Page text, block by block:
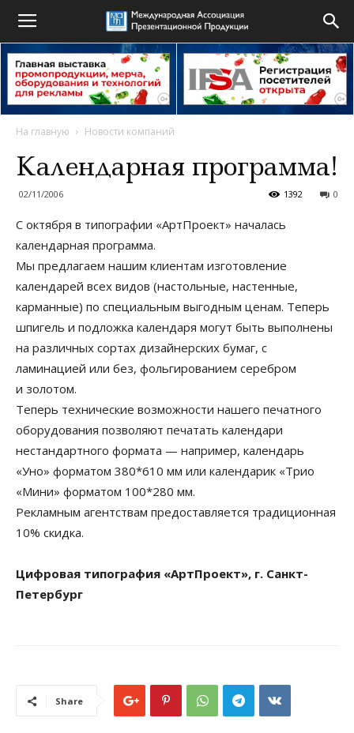
На главную Новости компаний
Календарная программа!
02/11/2006 0
1392
С октября в типографии «АртПроект» началась
календарная программа.
Мы предлагаем нашим клиентам изготовление
календарей всех видов (настольные, настенные,
карманные) по специальным выгодным ценам. Теперь
шпигель и подложка календаря могут быть выполнены
на различных сортах дизайнерских бумаг, с
ламинацией или без, фольгированием серебром
и золотом.
Теперь технические возможности нашего печатного
оборудования позволяют печатать календари
нестандартного формата — например, календарь
«Уно» форматом 380*610 мм или календарик «Трио
«Мини» форматом 100*280 мм.
Рекламным агентствам предоставляется традиционная
10% скидка.
Цифровая типография «АртПроект», г. Санкт-
Петербург
Share